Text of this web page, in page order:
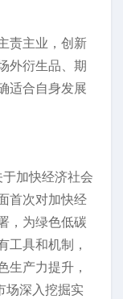
责主业，创新
外衍生品、期
适合自身发展
加快经济社会
首次对加快经
，为绿色低碳
工具和机制，
生产力提升，
场深入挖掘实